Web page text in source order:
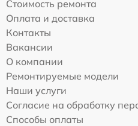
Стоимость ремонта
Оплата и доставка
Контакты
Вакансии
О компании
Ремонтируемые модели
Наши услуги
Согласие на обработку
Способы оплаты